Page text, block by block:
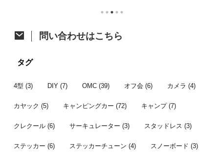
参加者は
恵まれた
いし花が咲
ジャパンキャンピングカーショーでア
ちらっと触れた前回の記事のとおりで
す。 レール購入から時間が開きまし
問い合わせはこちら
タグ
4型 (3) DIY (7) OMC (39) オフ会 (6) カメラ (4)
カヤック (5) キャンピングカー (72) キャンプ(7)
クレクール (6) サーキュレーター (3) スタッドレス (3)
ステッカー (6) ステッカーチューン (4) スノーボード (3)